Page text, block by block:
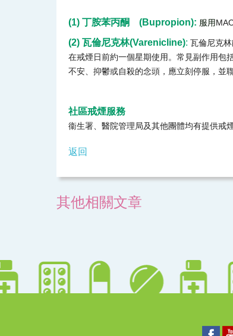
(1) 丁胺苯丙酮 (Bupropion): 服用
(2) 瓦倫尼克林(Varenicline): 瓦倫尼克
在戒煙日前約一個星期使用。常見副作用包
不安、抑鬱或自殺的念頭，應立刻停服，並
社區戒煙服務
衞生署、醫院管理局及其他團體均有提供戒
返回
其他相關文章